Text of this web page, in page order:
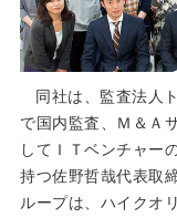
同社は、監査法人
で国内監査、Ｍ＆Ａ
してＩＴベンチャー
持つ佐野哲哉代表取
ループは、ハイクオ